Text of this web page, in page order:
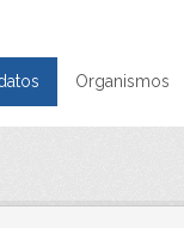
Organismos